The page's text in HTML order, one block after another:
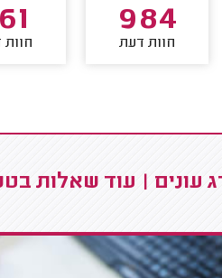
984
חוות דעת
עונים | עוד שאלות